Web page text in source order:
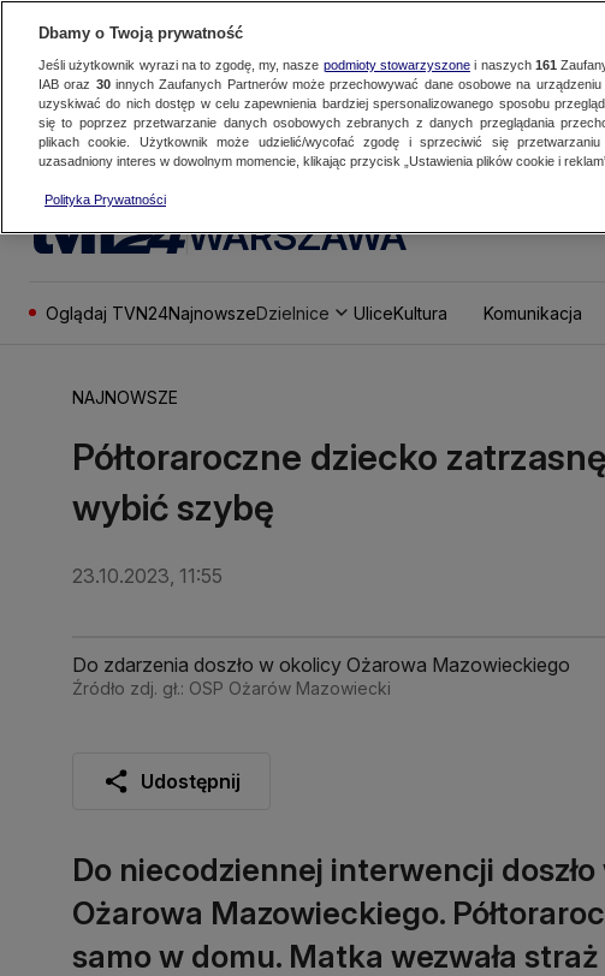
WARSZAWA
Oglądaj TVN24NajnowszeDzielnice UliceKultura Komunikacja
NAJNOWSZE
Półtoraroczne dziecko
wybić szybę
23.10.2023, 11:55
Do zdarzenia doszło w okolicy Ożarowa Mazowieckiego
Źródło zdj. gł.: OSP Ożarów Mazowiecki
Udostępnij
Do niecodziennej interwencji
Ożarowa Mazowieckiego.
samo w domu. Matka wezwała
Dbamy o Twoją prywatność
Jeśli użytkownik wyrazi na to zgodę, my, nasze podmioty stowarzyszonei naszych 161
IAB oraz 30innych Zaufanych Partnerów może przechowywać dane osobowe na
uzyskiwać do nich dostęp w celu zapewnienia bardziej spersonalizowanego sposobu
się to poprzez przetwarzanie danych osobowych zebranych z danych przeglądania
plikach cookie. Użytkownik może udzielić/wycofać zgodę i sprzeciwić się
uzasadniony interes w dowolnym momencie, klikając przycisk „Ustawienia plików cookie i
Polityka Prywatności